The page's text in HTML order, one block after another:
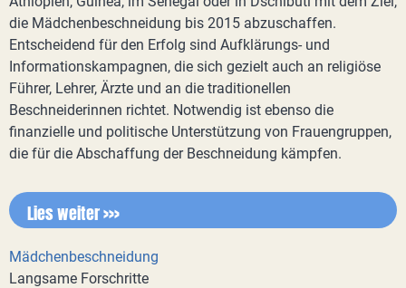
die Mädchenbeschneidung bis 2015 abzuschaffen.
Entscheidend für den Erfolg sind Aufklärungs- und
Informationskampagnen, die sich gezielt auch an religiöse
Führer, Lehrer, Ärzte und an die traditionellen
Beschneiderinnen richtet. Notwendig ist ebenso die
finanzielle und politische Unterstützung von Frauengruppen,
die für die Abschaffung der Beschneidung kämpfen.
Lies weiter >>>
Mädchenbeschneidung
Langsame Forschritte